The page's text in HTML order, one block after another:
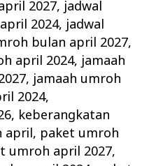
2027, jadwal
2024, jadwal
bulan april 2027,
april 2024, jamaah
, jamaah umroh
2024,
, keberangkatan
april, paket umroh
umroh april 2027,